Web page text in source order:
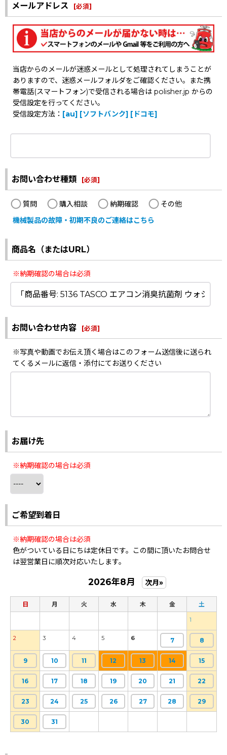
メールアドレス [必須]
当店からのメールが迷惑メールとして処理されてしまうことが
ありますので、迷惑メールフォルダをご確認ください。また携
帯電話(スマートフォン)で受信される場合は polisher.jp からの
受信設定を行ってください。
受信設定方法： [au] [ソフトバンク] [ドコモ]
お問い合わせ種類 [必須]
質問 購入相談 納期確認
その他
機械製品の故障・初期不良のご連絡はこちら
商品名（またはURL）
※納期確認の場合は必須
お問い合わせ内容 [必須]
※写真や動画でお伝え頂く場合はこのフォーム送信後に送られ
てくるメールに返信・添付にてお送りください
お届け先
※納期確認の場合は必須
ご希望到着日
※納期確認の場合は必須
色がついている日にちは定休日です。この間に頂いたお問合せ
は翌営業日に順次対応いたします。
2026年8月 次月»
日 月 火 水 木 金 土
1
2 3 4 5 6 7 8
9 10 11 12 13 14 15
16 17 18 19 20 21 22
23 24 25 26 27 28 29
30 31